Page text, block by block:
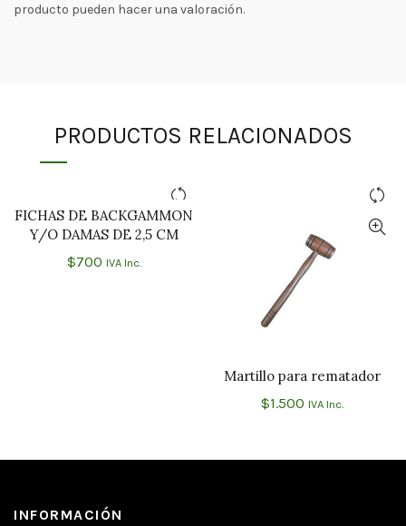
producto pueden hacer una valoración.
PRODUCTOS RELACIONADOS
AÑADIR AL CARRITO
FICHAS DE BACKGAMMON
Y/O DAMAS DE 2,5 CM
$700 IVA Inc.
AÑADIR AL CARRITO
Martillo para rematador
$1.500 IVA Inc.
INFORMACIÓN